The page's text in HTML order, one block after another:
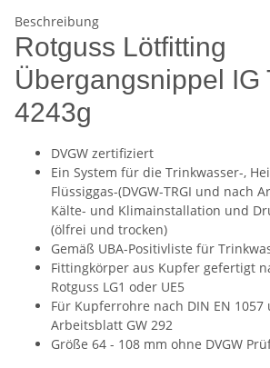
Beschreibung
Rotguss Lötfitting
Übergangsnippel IG
4243g
DVGW zertifiziert
Ein System für die Trinkwasser-,
Flüssiggas-(DVGW-TRGI und nach
Kälte- und Klimainstallation und
(ölfrei und trocken)
Gemäß UBA-Positivliste für
Fittingkörper aus Kupfer gefertigt
Rotguss LG1 oder UE5
Für Kupferrohre nach DIN EN 1057
Arbeitsblatt GW 292
Größe 64 - 108 mm ohne DVGW